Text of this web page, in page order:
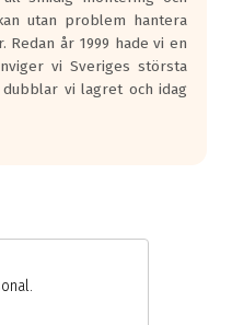
utan problem hantera
år 1999 hade vi en
vi Sveriges största
vi lagret och idag